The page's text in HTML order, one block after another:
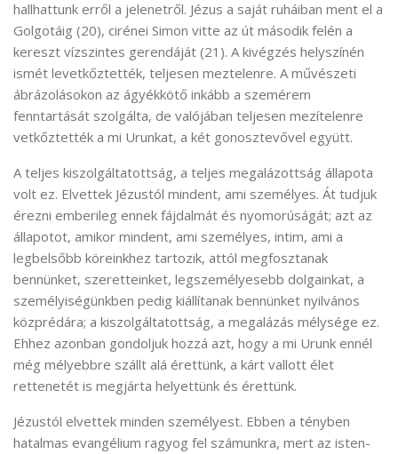
hallhattunk erről a jelenetről. Jézus a saját ruháiban ment el a
Golgotáig (20), cirénei Simon vitte az út második felén a
kereszt vízszintes gerendáját (21). A kivégzés helyszínén
ismét levetkőztették, teljesen meztelenre. A művészeti
ábrázolásokon az ágyékkötő inkább a szemérem
fenntartását szolgálta, de valójában teljesen mezítelenre
vetkőztették a mi Urunkat, a két gonosztevővel együtt.
A teljes kiszolgáltatottság, a teljes megalázottság állapota
volt ez. Elvettek Jézustól mindent, ami személyes. Át tudjuk
érezni emberileg ennek fájdalmát és nyomorúságát; azt az
állapotot, amikor mindent, ami személyes, intim, ami a
legbelsőbb köreinkhez tartozik, attól megfosztanak
bennünket, szeretteinket, legszemélyesebb dolgainkat, a
személyiségünkben pedig kiállítanak bennünket nyilvános
közprédára; a kiszolgáltatottság, a megalázás mélysége ez.
Ehhez azonban gondoljuk hozzá azt, hogy a mi Urunk ennél
még mélyebbre szállt alá érettünk, a kárt vallott élet
rettenetét is megjárta helyettünk és érettünk.
Jézustól elvettek minden személyest. Ebben a tényben
hatalmas evangélium ragyog fel számunkra, mert az isten-